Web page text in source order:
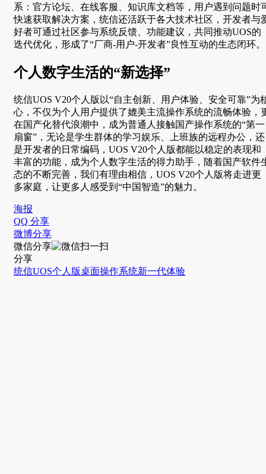
系：官方论坛、在线客服、知识库文档等，用户遇到问题时
快速获取解决方案，统信还活跃于各大技术社区，开发者与
好者可通过社区参与系统反馈、功能建议，共同推动UOS的
迭代优化，形成了“厂商-用户-开发者”良性互动的生态闭环。
个人数字生活的“新选择”
统信UOS V20个人版以“自主创新、用户体验、安全可靠”为
心，不仅为个人用户提供了媲美主流操作系统的流畅体验，
在国产化替代浪潮中，成为普通人接触国产操作系统的“第一
扇窗”，无论是学生群体的学习娱乐、上班族的远程办公，还
是开发者的日常编码，UOS V20个人版都能以稳定的表现和
丰富的功能，成为个人数字生活的得力助手，随着国产软件
态的不断完善，我们有理由相信，UOS V20个人版将走进更
多家庭，让更多人感受到“中国智造”的魅力。
海报
QQ 分享
微博分享
微信分享
分享
统信UOS个人版桌面操作系统新一代体验